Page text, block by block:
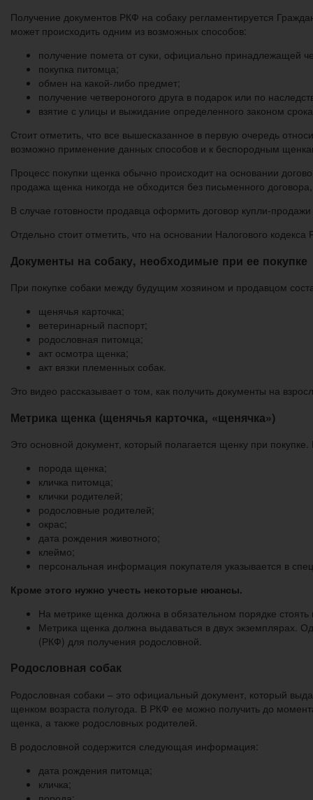
Получение документов РКФ на собаку регламентируется
может происходить одним из возможных способов:
получение помета от суки, официально принадлежащей
покупка питомца;
обмен на какой-либо предмет;
получение четвероногого друга в подарок или по
взятие с улицы и выжидание определенного законом
Стоит отметить, что все вышесказанное в первую очередь
возможно применение данных способов и к беспородным
Процесс покупки щенка обычно происходит на основании
продажа щенка никогда не обходится без письменного
В случае готовности продавца оформить договор купли-
Отдельно стоит отметить, что на основании Налогового
Документы на собаку, необходимые при ее покупке
При покупке собаки между будущим хозяином и продавцом
щенячья карточка;
ветеринарный паспорт;
родословная питомца;
акт осмотра щенка;
акт вязки племенных собак.
Это видео рассказывает о том, как получить документы на
Метрика щенка (щенячья карточка, «щенячка»)
Это основной документ, который полагается щенку при
порода щенка;
кличка питомца;
клички родителей;
родословные родителей;
окрас;
дата рождения животного;
клеймо;
персональная информация покупателя указывается в
Кроме этого нужно учесть некоторые нюансы.
На метрике щенка должна в обязательном порядке
Метрика щенка должна выдаваться в двух экземплярах.
(РКФ) для получения родословной.
Родословная собак
Родословная собаки – это официальный документ, который
щенком возраста полугода. В РКФ ее можно получить до
щенка, а также родословных родителей.
В родословной содержится следующая информация:
дата рождения питомца;
кличка;